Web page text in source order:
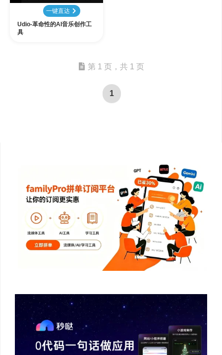
一键直达
Udio-革命性的AI音乐创作工
具
第 1 页，共 1 页
1